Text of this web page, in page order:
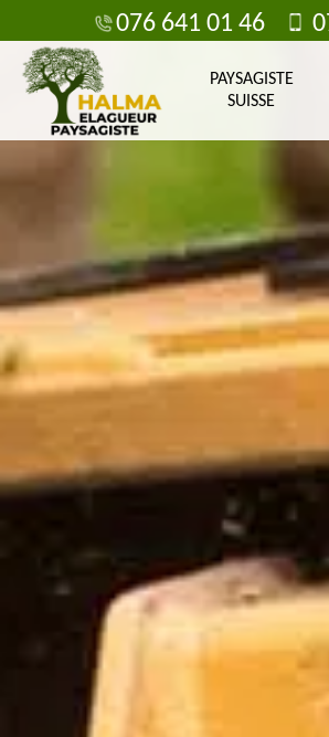
076 641 01 46
PAYSAGISTE
SUISSE